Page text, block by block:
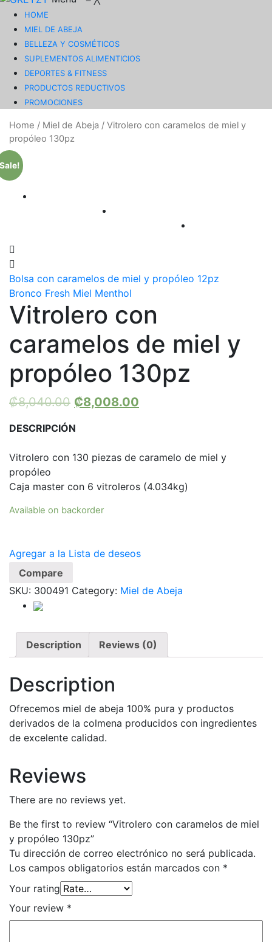
HOME
MIEL DE ABEJA
BELLEZA Y COSMÉTICOS
SUPLEMENTOS ALIMENTICIOS
DEPORTES & FITNESS
PRODUCTOS REDUCTIVOS
PROMOCIONES
Home / Miel de Abeja / Vitrolero con caramelos de miel y
propóleo 130pz
Bolsa con caramelos de miel y propóleo 12pz
Bronco Fresh Miel Menthol
Vitrolero con
caramelos de miel y
propóleo 130pz
₡8,040.00 ₡8,008.00
DESCRIPCIÓN
Vitrolero con 130 piezas de caramelo de miel y
propóleo
Caja master con 6 vitroleros (4.034kg)
Available on backorder
Agregar a la Lista de deseos
Compare
SKU: 300491 Category: Miel de Abeja
Description Reviews (0)
Description
Ofrecemos miel de abeja 100% pura y productos
derivados de la colmena producidos con ingredientes
de excelente calidad.
Reviews
There are no reviews yet.
Be the first to review “Vitrolero con caramelos de miel
y propóleo 130pz”
Tu dirección de correo electrónico no será publicada.
Los campos obligatorios están marcados con *
Your rating
Your review *